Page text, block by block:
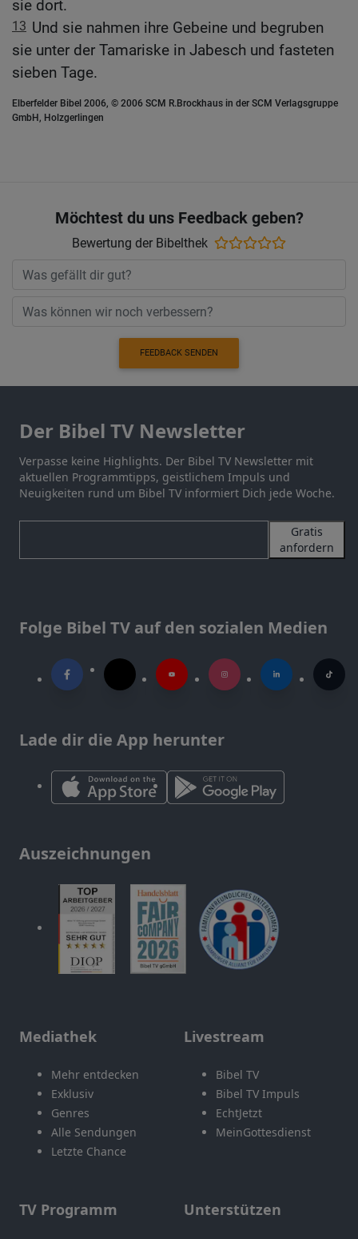
sie dort.
13 Und sie nahmen ihre Gebeine und begruben
sie unter der Tamariske in Jabesch und fasteten
sieben Tage.
Elberfelder Bibel 2006, © 2006 SCM R.Brockhaus in der SCM Verlagsgruppe
GmbH, Holzgerlingen
Möchtest du uns Feedback geben?
Bewertung der Bibelthek
FEEDBACK SENDEN
Der Bibel TV Newsletter
Verpasse keine Highlights. Der Bibel TV Newsletter mit
aktuellen Programmtipps, geistlichem Impuls und
Neuigkeiten rund um Bibel TV informiert Dich jede Woche.
Gratis
anfordern
Folge Bibel TV auf den sozialen Medien
Lade dir die App herunter
Auszeichnungen
Mediathek
Mehr entdecken
Exklusiv
Genres
Alle Sendungen
Letzte Chance
Livestream
Bibel TV
Bibel TV Impuls
EchtJetzt
MeinGottesdienst
TV Programm Unterstützen